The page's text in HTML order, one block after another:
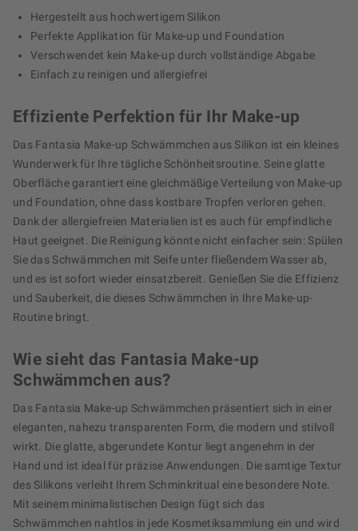
Hergestellt aus hochwertigem Silikon
Perfekte Applikation für Make-up und Foundation
Verschwendet kein Make-up durch vollständige Abgabe
Einfach zu reinigen und allergiefrei
Effiziente Perfektion für Ihr Make-up
Das Fantasia Make-up Schwämmchen aus Silikon ist ein kleines
Wunderwerk für Ihre tägliche Schönheitsroutine. Seine glatte
Oberfläche garantiert eine gleichmäßige Verteilung von Make-up
und Foundation, ohne dass kostbare Tropfen verloren gehen.
Dank der allergiefreien Materialien ist es auch für empfindliche
Haut geeignet. Die Reinigung könnte nicht einfacher sein: Spülen
Sie das Schwämmchen mit Seife unter fließendem Wasser ab,
und es ist sofort wieder einsatzbereit. Genießen Sie die Effizienz
und Sauberkeit, die dieses Schwämmchen in Ihre Make-up-
Routine bringt.
Wie sieht das Fantasia Make-up
Schwämmchen aus?
Das Fantasia Make-up Schwämmchen präsentiert sich in einer
eleganten, nahezu transparenten Form, die modern und stilvoll
wirkt. Die glatte, abgerundete Kontur liegt angenehm in der
Hand und ist ideal für präzise Anwendungen. Die samtige Textur
des Silikons verleiht Ihrem Schminkritual eine besondere Note.
Mit seinem minimalistischen Design fügt sich das
Schwämmchen nahtlos in jede Kosmetiksammlung ein und wird